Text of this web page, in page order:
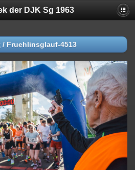
der DJK Sg 1963
/ Fruehlinsglauf-4513